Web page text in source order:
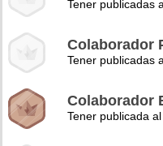
Tener publicadas
Colaborador
Tener publicadas
Colaborador
Tener publicada